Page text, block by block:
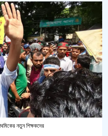
নতুন শিক্ষকদের